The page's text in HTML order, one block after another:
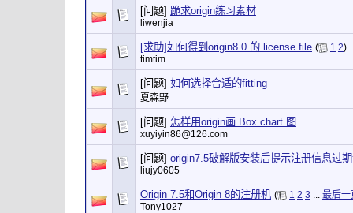
[问题] 跪求origin练习素材
liwenjia
[求助]如何得到origin8.0 的 license file ( 1 2)
timtim
[问题] 如何选择合适的fitting
夏森野
[问题] 怎样用origin画 Box chart 图
xuyiyin86@126.com
[问题] origin7.5破解版安装后提示注册信息过期
liujy0605
Origin 7.5和Origin 8的注册机 ( 1 2 3 ... 最后一
Tony1027